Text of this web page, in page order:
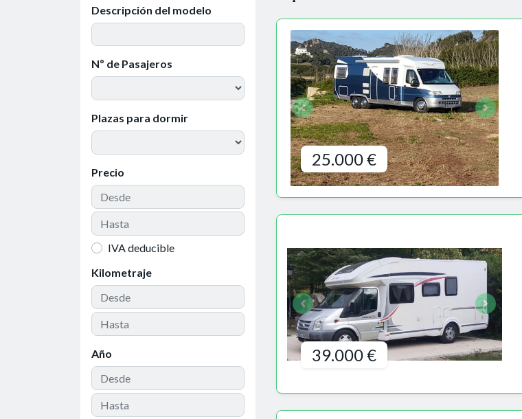
Descripción del modelo
Nº de Pasajeros
Plazas para dormir
Precio
IVA deducible
Kilometraje
Año
25.000 €
39.000 €